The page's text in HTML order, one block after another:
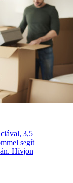
3,5
segít
Hívjon